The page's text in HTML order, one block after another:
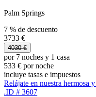
Palm Springs
7 % de descuento
3733 €
4030 €
por 7 noches y 1 casa
533 € por noche
incluye tasas e impuestos
Relájate en nuestra hermosa
.ID # 3607